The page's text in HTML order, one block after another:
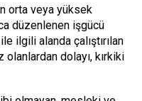
orta veya yüksek
düzenlenen işgücü
ilgili alanda çalıştırılan
olanlardan dolayı, kırkiki